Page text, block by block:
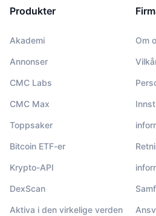
Produkter
Akademi
Annonser
CMC Labs
CMC Max
Toppsaker
Bitcoin ETF-er
Krypto-API
DexScan
Aktiva i den virkelige verden
Om